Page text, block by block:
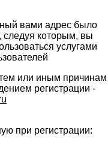
вами адрес было
следуя которым, вы
услугами
или иным причинам
регистрации -
при регистрации: